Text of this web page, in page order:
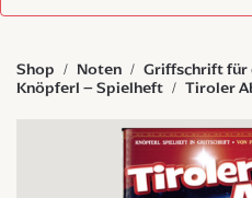
Shop Noten
Griffschrift für
Knöpferl – Spielheft
Tiroler